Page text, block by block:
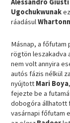
Alessandro Giusti
Ugochukwunak
ráadásul
Másnap, a főfutam
rögtön leszakadva
nem volt annyira
autós fázis nélkül
nyújtott Mari Boya
fejezte be a
dobogóra állhatott
vasárnapi főfutam